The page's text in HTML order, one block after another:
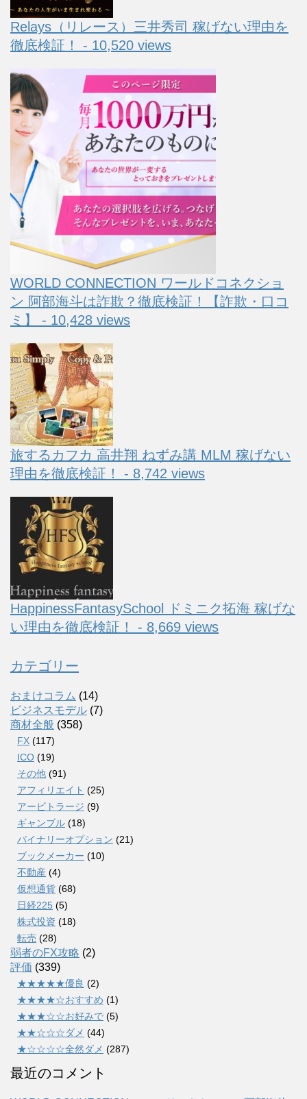
Relays（リレース）三井秀司 稼げない理由を
徹底検証！ - 10,520 views
WORLD CONNECTION ワールドコネクショ
ン 阿部海斗は詐欺？徹底検証！【詐欺・口コ
ミ】 - 10,428 views
旅するカフカ 高井翔 ねずみ講 MLM 稼げない
理由を徹底検証！ - 8,742 views
HappinessFantasySchool ドミニク拓海 稼げな
い理由を徹底検証！ - 8,669 views
カテゴリー
おまけコラム (14)
ビジネスモデル (7)
商材全般 (358)
FX (117)
ICO (19)
その他 (91)
アフィリエイト (25)
アービトラージ (9)
ギャンブル (18)
バイナリーオプション (21)
ブックメーカー (10)
不動産 (4)
仮想通貨 (68)
日経225 (5)
株式投資 (18)
転売 (28)
弱者のFX攻略 (2)
評価 (339)
★★★★★優良 (2)
★★★★☆おすすめ (1)
★★★☆☆お好みで (5)
★★☆☆☆ダメ (44)
★☆☆☆☆全然ダメ (287)
最近のコメント